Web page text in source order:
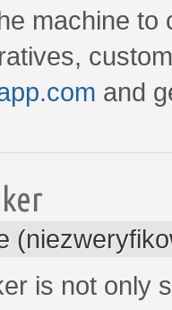
machine
and
is not only